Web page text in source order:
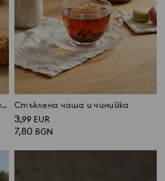
Стъклена чаша и чинийка с релефни линии Стъклена чаша и чинийка
3,99 EUR
7,80 BGN